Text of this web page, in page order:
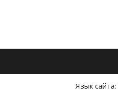
Язык сайта: